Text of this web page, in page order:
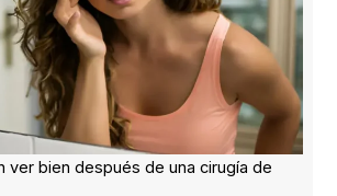
ver bien después de una cirugía de